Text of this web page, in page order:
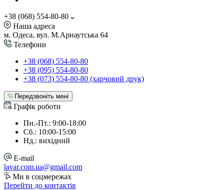
+38 (068) 554-80-80
Наша адреса
м. Одеса, вул. М.Арнаутська 64
Телефони
+38 (068) 554-80-80
+38 (095) 554-80-80
+38 (073) 554-80-80 (харчовий друк)
Передзвоніть мені
Графік роботи
Пн.-Пт.: 9:00-18:00
Сб.: 10:00-15:00
Нд.: вихідний
E-mail
lavar.com.ua@gmail.com
Ми в соцмережах
Перейти до контактів